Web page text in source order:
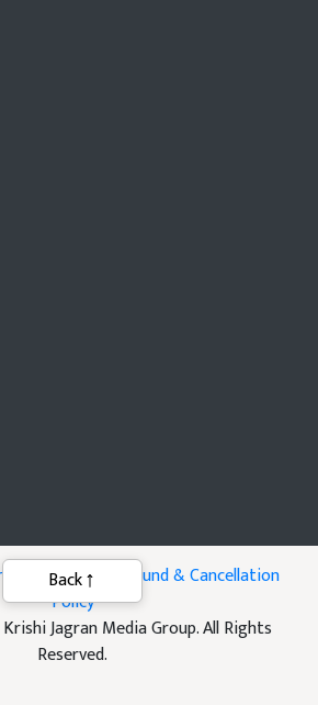
of Service
Refund & Cancellation
Policy
Jagran Media Group. All Rights
Reserved.
Back